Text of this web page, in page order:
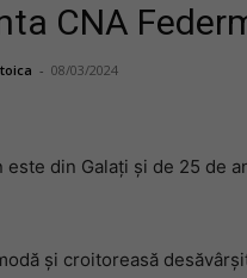
CNA
- 08/03/2024
este din Galați și de 25 de
și croitoreasă